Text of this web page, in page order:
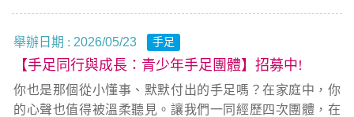
舉辦日期 : 2026/05/23 手足
【手足同行與成長：青少年手足團體】招募中!
你也是那個從小懂事、默默付出的手足嗎？在家庭中，你
的心聲也值得被溫柔聽見。讓我們一同經歷四次團體，在